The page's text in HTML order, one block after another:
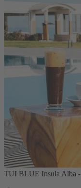
TUI BLUE Insula Alba